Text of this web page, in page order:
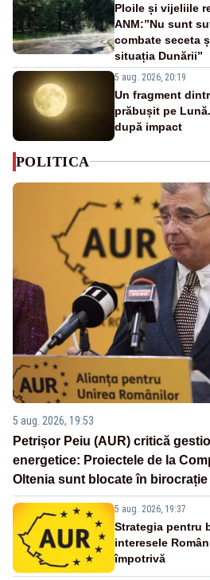
Ploile și vijeliile
ANM:”Nu sunt
combate seceta
situația Dunării”
5 aug. 2026, 20:19
Un fragment
prăbușit pe
după impact
POLITICA
5 aug. 2026, 19:53
Petrișor Peiu (AUR) critică
energetice: Proiectele de la
Oltenia sunt blocate în
5 aug. 2026, 19:37
Strategia pentru
interesele
împotrivă